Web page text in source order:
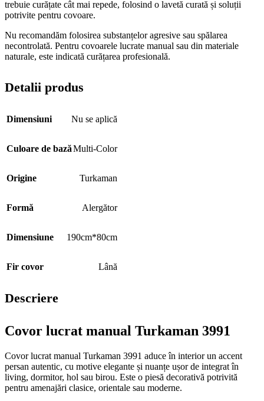
trebuie curățate cât mai repede, folosind o lavetă curată și soluții
potrivite pentru covoare.
Nu recomandăm folosirea substanțelor agresive sau spălarea
necontrolată. Pentru covoarele lucrate manual sau din materiale
naturale, este indicată curățarea profesională.
Detalii produs
Dimensiuni Nu se aplică
Culoare de bazăMulti-Color
Origine Turkaman
Formă Alergător
Dimensiune 190cm*80cm
Fir covor Lână
Descriere
Covor lucrat manual Turkaman 3991
Covor lucrat manual Turkaman 3991 aduce în interior un accent
persan autentic, cu motive elegante și nuanțe ușor de integrat în
living, dormitor, hol sau birou. Este o piesă decorativă potrivită
pentru amenajări clasice, orientale sau moderne.